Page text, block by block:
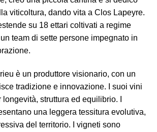
viticoltura, dando vita a Clos Lapeyre.
su 18 ettari coltivati a regime
team di sette persone impegnato in
è un produttore visionario, con un
tradizione e innovazione. I suoi vini
struttura ed equilibrio. I
una leggera tessitura evolutiva,
del territorio. I vigneti sono